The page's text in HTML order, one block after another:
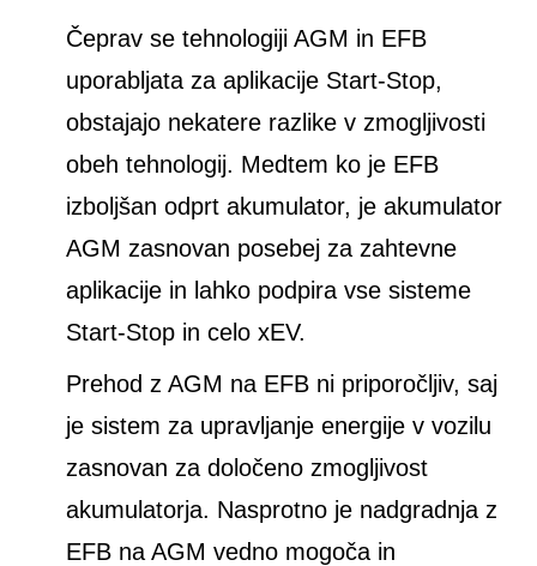
Čeprav se tehnologiji AGM in EFB
uporabljata za aplikacije Start-Stop,
obstajajo nekatere razlike v zmogljivosti
obeh tehnologij. Medtem ko je EFB
izboljšan odprt akumulator, je akumulator
AGM zasnovan posebej za zahtevne
aplikacije in lahko podpira vse sisteme
Start-Stop in celo xEV.
Prehod z AGM na EFB ni priporočljiv, saj
je sistem za upravljanje energije v vozilu
zasnovan za določeno zmogljivost
akumulatorja. Nasprotno je nadgradnja z
EFB na AGM vedno mogoča in